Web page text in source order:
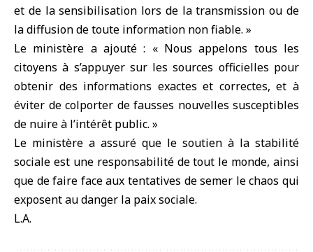
et de la sensibilisation lors de la transmission ou de
la diffusion de toute information non fiable. »
Le ministère a ajouté : « Nous appelons tous les
citoyens à s’appuyer sur les sources officielles pour
obtenir des informations exactes et correctes, et à
éviter de colporter de fausses nouvelles susceptibles
de nuire à l’intérêt public. »
Le ministère a assuré que le soutien à la stabilité
sociale est une responsabilité de tout le monde, ainsi
que de faire face aux tentatives de semer le chaos qui
exposent au danger la paix sociale.
L.A.